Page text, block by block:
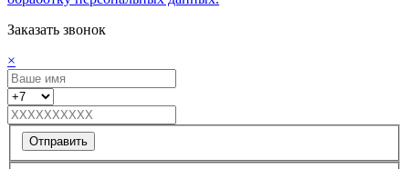
Заказать звонок
×
Отправить